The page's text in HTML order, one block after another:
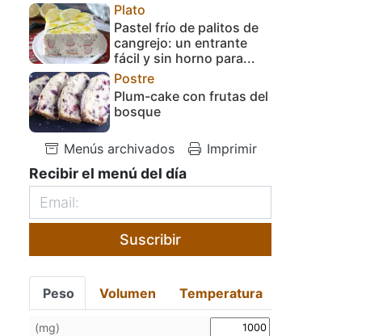
Plato
Pastel frío de palitos de
cangrejo: un entrante
fácil y sin horno para...
Postre
Plum-cake con frutas del
bosque
Menús archivados Imprimir
Recibir el menú del día
Suscribir
Peso Volumen Temperatura
(mg)